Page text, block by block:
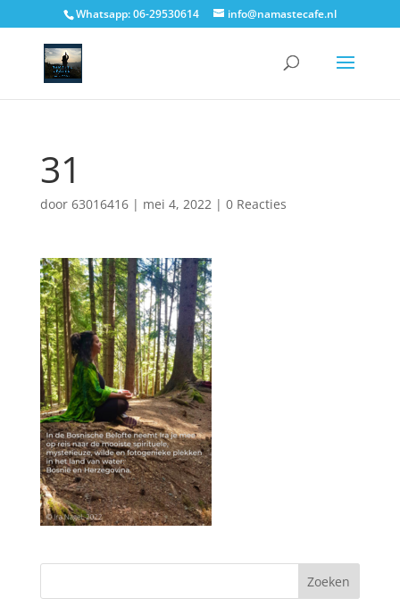
Whatsapp: 06-29530614 info@namastecafe.nl
31
door 63016416| mei 4, 2022| 0 Reacties